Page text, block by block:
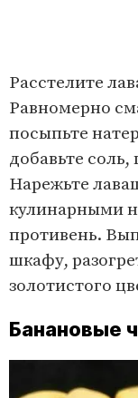
Расстелите
Равномерно
посыпьте
добавьте
Нарежьте
кулинарными
противень.
шкафу,
золотистого
Банановые